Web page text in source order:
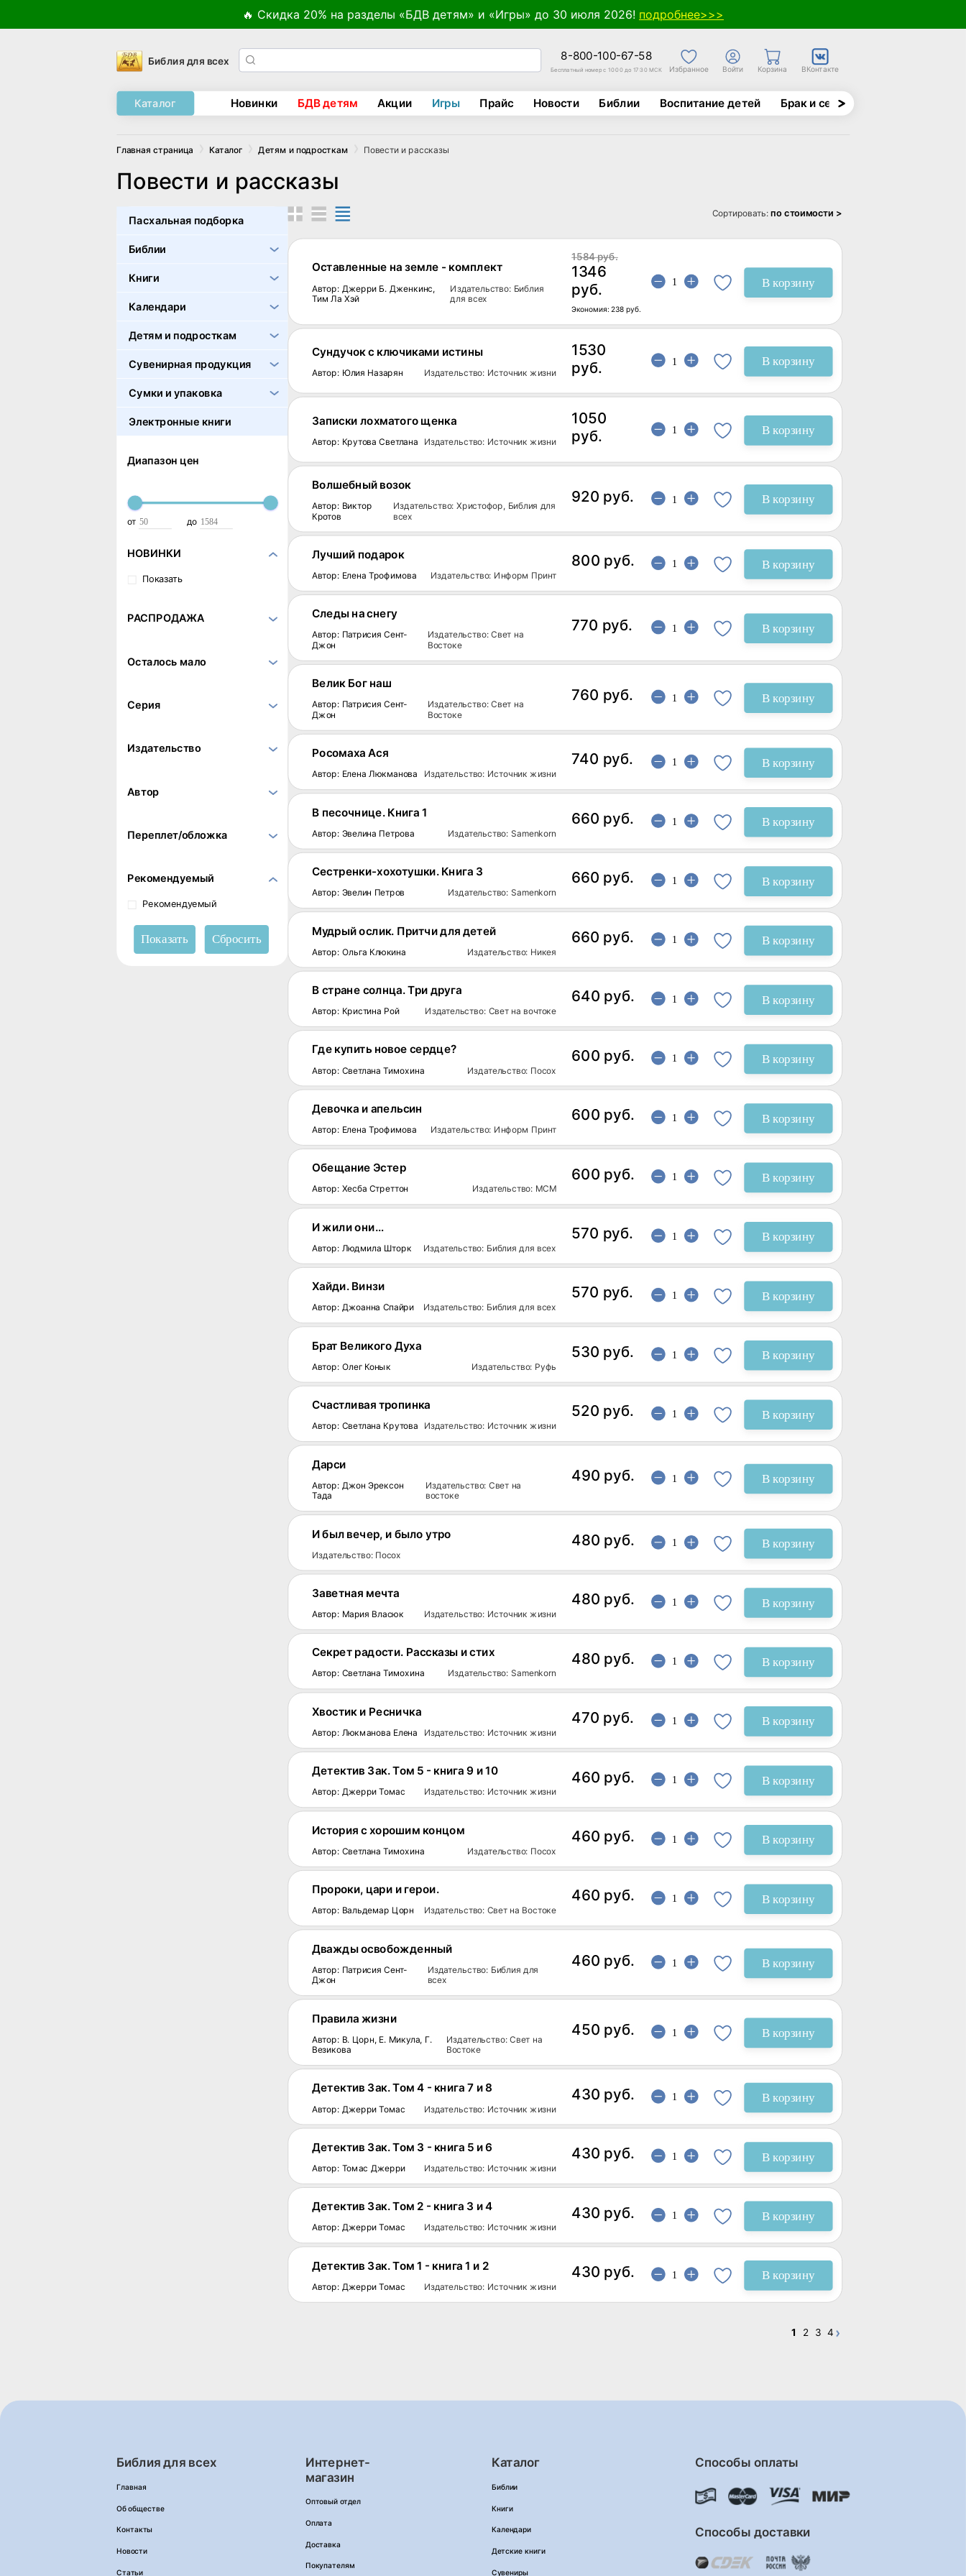
🔥 Скидка 20% на разделы «БДВ детям» и «Игры» до 30 июля 2026! подробнее>>>
Библия для всех 8-800-100-67-58
Бесплатный номер с 10:00 до 17:30 МСК Избранное Войти Корзина ВКонтакте
Каталог Новинки БДВ детям Акции Игры Прайс Новости Библии Воспитание детей Брак и семья
Главная страница Каталог Детям и подросткам Повести и рассказы
Повести и рассказы
Пасхальная подборка
Библии
Книги
Календари
Детям и подросткам
Сувенирная продукция
Сумки и упаковка
Электронные книги
Диапазон цен
от до
НОВИНКИ
Показать
РАСПРОДАЖА
Осталось мало
Серия
Издательство
Автор
Переплет/обложка
Рекомендуемый
Рекомендуемый
Сортировать:по стоимости >
Оставленные на земле - комплект
Автор: Джерри Б. Дженкинс,
Тим Ла Хэй
Издательство: Библия
для всех
1584 руб.
1346
руб.
Экономия: 238 руб.
В корзину
Сундучок с ключиками истины
Автор: Юлия Назарян Издательство: Источник жизни
1530
руб. В корзину
Записки лохматого щенка
Автор: Крутова Светлана Издательство: Источник жизни
1050
руб. В корзину
Волшебный возок
Автор: Виктор
Кротов
Издательство: Христофор, Библия для
всех
920 руб. В корзину
Лучший подарок
Автор: Елена Трофимова Издательство: Информ Принт
800 руб. В корзину
Следы на снегу
Автор: Патрисия Сент-
Джон
Издательство: Свет на
Востоке
770 руб. В корзину
Велик Бог наш
Автор: Патрисия Сент-
Джон
Издательство: Свет на
Востоке
760 руб. В корзину
Росомаха Ася
Автор: Елена Люкманова Издательство: Источник жизни
740 руб. В корзину
В песочнице. Книга 1
Автор: Эвелина Петрова Издательство: Samenkorn
660 руб. В корзину
Сестренки-хохотушки. Книга 3
Автор: Эвелин Петров Издательство: Samenkorn
660 руб. В корзину
Мудрый ослик. Притчи для детей
Автор: Ольга Клюкина Издательство: Никея
660 руб. В корзину
В стране солнца. Три друга
Автор: Кристина Рой Издательство: Свет на вочтоке
640 руб. В корзину
Где купить новое сердце?
Автор: Светлана Тимохина Издательство: Посох
600 руб. В корзину
Девочка и апельсин
Автор: Елена Трофимова Издательство: Информ Принт
600 руб. В корзину
Обещание Эстер
Автор: Хесба Стреттон Издательство: МСМ
600 руб. В корзину
И жили они…
Автор: Людмила Шторк Издательство: Библия для всех
570 руб. В корзину
Хайди. Винзи
Автор: Джоанна Спайри Издательство: Библия для всех
570 руб. В корзину
Брат Великого Духа
Автор: Олег Конык Издательство: Руфь
530 руб. В корзину
Счастливая тропинка
Автор: Светлана Крутова Издательство: Источник жизни
520 руб. В корзину
Дарси
Автор: Джон Эрексон
Тада
Издательство: Свет на
востоке
490 руб. В корзину
И был вечер, и было утро
Издательство: Посох
480 руб. В корзину
Заветная мечта
Автор: Мария Власюк Издательство: Источник жизни
480 руб. В корзину
Секрет радости. Рассказы и стих
Автор: Светлана Тимохина Издательство: Samenkorn
480 руб. В корзину
Хвостик и Ресничка
Автор: Люкманова Елена Издательство: Источник жизни
470 руб. В корзину
Детектив Зак. Том 5 - книга 9 и 10
Автор: Джерри Томас Издательство: Источник жизни
460 руб. В корзину
История с хорошим концом
Автор: Светлана Тимохина Издательство: Посох
460 руб. В корзину
Пророки, цари и герои.
Автор: Вальдемар Цорн Издательство: Свет на Востоке
460 руб. В корзину
Дважды освобожденный
Автор: Патрисия Сент-
Джон
Издательство: Библия для
всех
460 руб. В корзину
Правила жизни
Автор: В. Цорн, Е. Микула, Г.
Везикова
Издательство: Свет на
Востоке
450 руб. В корзину
Детектив Зак. Том 4 - книга 7 и 8
Автор: Джерри Томас Издательство: Источник жизни
430 руб. В корзину
Детектив Зак. Том 3 - книга 5 и 6
Автор: Томас Джерри Издательство: Источник жизни
430 руб. В корзину
Детектив Зак. Том 2 - книга 3 и 4
Автор: Джерри Томас Издательство: Источник жизни
430 руб. В корзину
Детектив Зак. Том 1 - книга 1 и 2
Автор: Джерри Томас Издательство: Источник жизни
430 руб. В корзину
1 2 3 4
Библия для всех
Главная
Об обществе
Контакты
Новости
Статьи
Интернет-
магазин
Оптовый отдел
Оплата
Доставка
Покупателям
Каталог
Библии
Книги
Календари
Детские книги
Сувениры
Способы оплаты
Способы доставки